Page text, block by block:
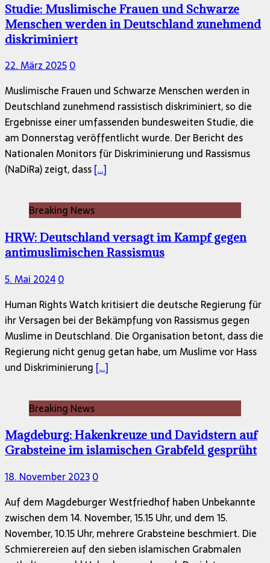
Studie: Muslimische Frauen und Schwarze
Menschen werden in Deutschland zunehmend
diskriminiert
22. März 20250
Muslimische Frauen und Schwarze Menschen werden in
Deutschland zunehmend rassistisch diskriminiert, so die
Ergebnisse einer umfassenden bundesweiten Studie, die
am Donnerstag veröffentlicht wurde. Der Bericht des
Nationalen Monitors für Diskriminierung und Rassismus
(NaDiRa) zeigt, dass[…]
Breaking News
HRW: Deutschland versagt im Kampf gegen
antimuslimischen Rassismus
5. Mai 20240
Human Rights Watch kritisiert die deutsche Regierung für
ihr Versagen bei der Bekämpfung von Rassismus gegen
Muslime in Deutschland. Die Organisation betont, dass die
Regierung nicht genug getan habe, um Muslime vor Hass
und Diskriminierung […]
Breaking News
Magdeburg: Hakenkreuze und Davidstern auf
Grabsteine im islamischen Grabfeld gesprüht
18. November 20230
Auf dem Magdeburger Westfriedhof haben Unbekannte
zwischen dem 14. November, 15.15 Uhr, und dem 15.
November, 10.15 Uhr, mehrere Grabsteine beschmiert. Die
Schmierereien auf den sieben islamischen Grabmalen